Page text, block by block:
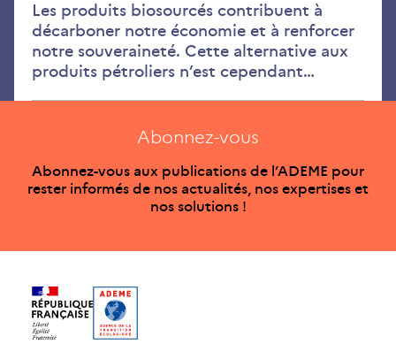
Les produits biosourcés contribuent à
décarboner notre économie et à renforcer
notre souveraineté. Cette alternative aux
produits pétroliers n’est cependant…
Abonnez-vous
Abonnez-vous aux publications de l’ADEME pour
rester informés de nos actualités, nos expertises et
nos solutions !